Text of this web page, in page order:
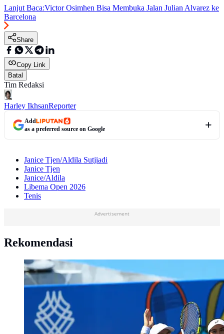
Lanjut Baca:Victor Osimhen Bisa Membuka Jalan Julian Alvarez ke
Barcelona
Share
Copy Link
Batal
Tim Redaksi
Harley IkhsanReporter
Add
as a preferred source on Google
Janice Tjen/Aldila Sutjiadi
Janice Tjen
Janice/Aldila
Libema Open 2026
Tenis
Advertisement
Rekomendasi